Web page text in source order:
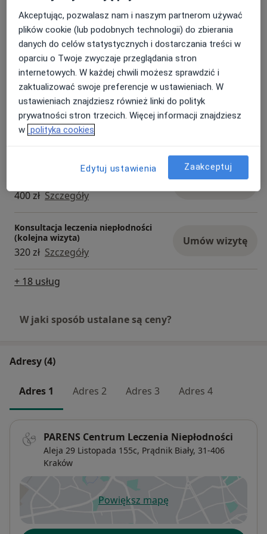
Założenie wkładki domacicznej
Mirena
1 500 zł Szczegóły
Umów wizytę
Biopsja aspiracyjna endometrium
400 zł Szczegóły Umów wizytę
Konsultacja położnicza + USG
400 zł Szczegóły
Konsultacja leczenia niepłodności
400 zł Szczegóły
Konsultacja leczenia niepłodności
(kolejna wizyta)
320 zł Szczegóły
Umów wizytę
+ 18 usług
W jaki sposób ustalane są ceny?
Adresy (4)
Adres 1 Adres 2 Adres 3 Adres 4
PARENS Centrum Leczenia Niepłodności
Aleja 29 Listopada 155c, Prądnik Biały, 31-406
Kraków
Powiększ mapęotwiera się w nowej karcie
Akceptując, pozwalasz nam i naszym partnerom używać
plików cookie (lub podobnych technologii) do zbierania
danych do celów statystycznych i dostarczania treści w
oparciu o Twoje zwyczaje przeglądania stron
internetowych. W każdej chwili możesz sprawdzić i
zaktualizować swoje preferencje w ustawieniach. W
ustawieniach znajdziesz również linki do polityk
prywatności stron trzecich. Więcej informacji znajdziesz
w polityka cookies
Edytuj ustawienia Zaakceptuj